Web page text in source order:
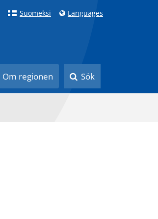
Suomeksi Languages
Om regionen Sök